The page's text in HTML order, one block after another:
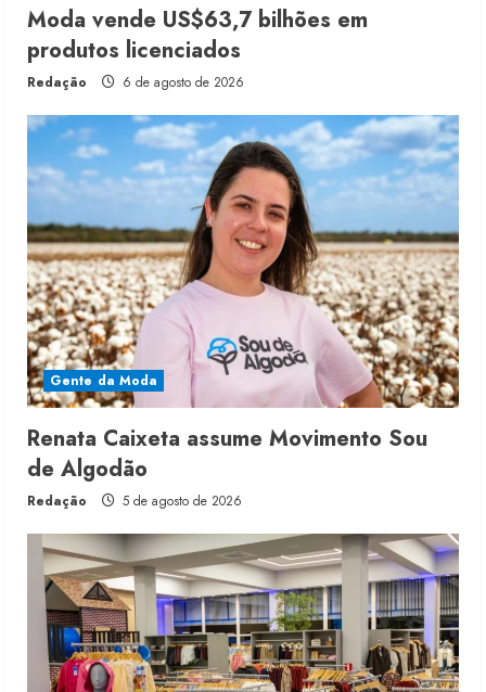
Moda vende US$63,7 bilhões em
produtos licenciados
Redação 6 de agosto de 2026
Gente da Moda
Renata Caixeta assume Movimento Sou
de Algodão
Redação 5 de agosto de 2026